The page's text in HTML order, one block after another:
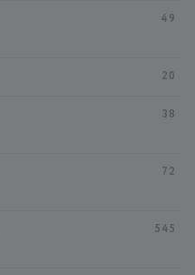
49
20
38
72
545